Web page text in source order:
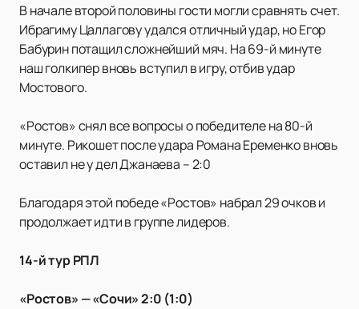
В начале второй половины гости могли сравнять счет.
Ибрагиму Цаллагову удался отличный удар, но Егор
Бабурин потащил сложнейший мяч. На 69-й минуте
наш голкипер вновь вступил в игру, отбив удар
Мостового.
«Ростов» снял все вопросы о победителе на 80-й
минуте. Рикошет после удара Романа Еременко вновь
оставил не у дел Джанаева – 2:0
Благодаря этой победе «Ростов» набрал 29 очков и
продолжает идти в группе лидеров.
14-й тур РПЛ
«Ростов» — «Сочи» 2:0 (1:0)